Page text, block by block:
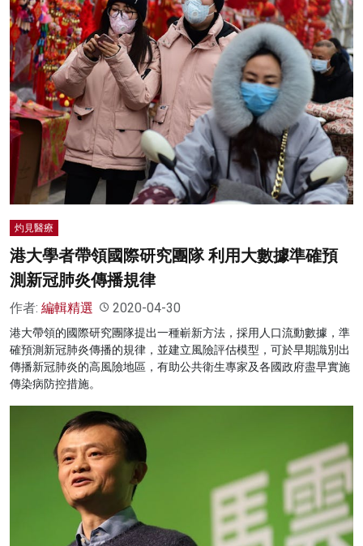
灼見醫療
港大學者帶領國際研究團隊 利用大數據準確預
測新冠肺炎傳播規律
作者: 編輯精選 2020-04-30
港大帶領的國際研究團隊提出一種嶄新方法，採用人口流動數據，準
確預測新冠肺炎傳播的規律，並建立風險評估模型，可於早期識別出
傳播新冠肺炎的高風險地區，有助公共衛生專家及各國政府盡早實施
傳染病防控措施。